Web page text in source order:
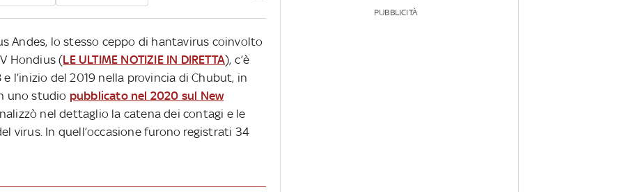
Andes, lo stesso ceppo di hantavirus coinvolto
Hondius (LE ULTIME NOTIZIE IN DIRETTA), c’è
l’inizio del 2019 nella provincia di Chubut, in
uno studio pubblicato nel 2020 sul New
nel dettaglio la catena dei contagi e le
virus. In quell’occasione furono registrati 34
PUBBLICITÀ